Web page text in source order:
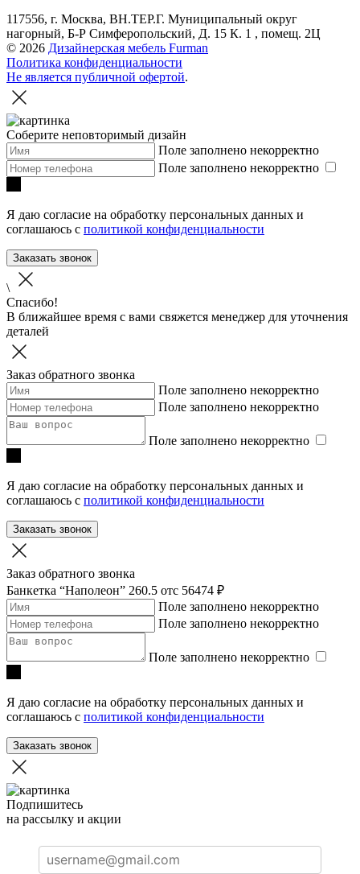
117556, г. Москва, ВН.ТЕР.Г. Муниципальный округ
нагорный, Б-Р Симферопольский, Д. 15 К. 1 , помещ. 2Ц
© 2026 Дизайнерская мебель Furman
Политика конфиденциальности
Не является публичной офертой.
Соберите неповторимый дизайн
Поле заполнено некорректно
Поле заполнено некорректно
Я даю согласие на обработку персональных данных и
соглашаюсь с политикой конфиденциальности
Заказать звонок
\
Спасибо!
В ближайшее время с вами свяжется менеджер для уточнения
деталей
Заказ обратного звонка
Поле заполнено некорректно
Поле заполнено некорректно
Поле заполнено некорректно
Я даю согласие на обработку персональных данных и
соглашаюсь с политикой конфиденциальности
Заказать звонок
Заказ обратного звонка
Банкетка “Наполеон” 260.5 отc 56474 ₽
Поле заполнено некорректно
Поле заполнено некорректно
Поле заполнено некорректно
Я даю согласие на обработку персональных данных и
соглашаюсь с политикой конфиденциальности
Заказать звонок
Подпишитесь
на рассылку и акции